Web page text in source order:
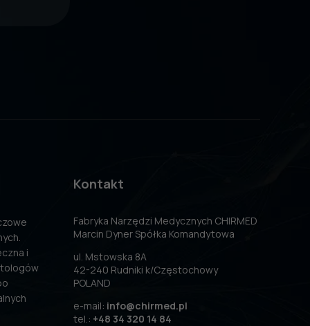
i
Kontakt
Fabryka Narzędzi Medycznych CHIRMED
Marcin Dyner Spółka Komandytowa
ul. Mstowska 8A
42-240 Rudniki k/Częstochowy
POLAND
e-mail: info@chirmed.pl
tel.: +48 34 320 14 84